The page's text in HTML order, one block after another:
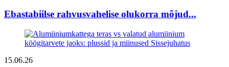
Ebastabiilse rahvusvahelise olukorra mõjud...
15.06.26